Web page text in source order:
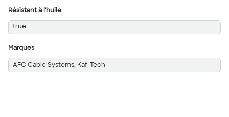
Résistant à l'huile
true
Marques
AFC Cable Systems, Kaf-Tech